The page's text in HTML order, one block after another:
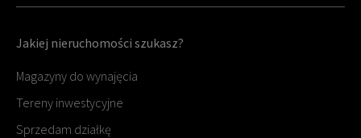
Jakiej nieruchomości szukasz?
Magazyny do wynajęcia
Tereny inwestycyjne
Sprzedam działkę